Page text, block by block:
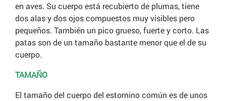
en aves. Su cuerpo está recubierto de plumas, tiene
dos alas y dos ojos compuestos muy visibles pero
pequeños. También un pico grueso, fuerte y corto. Las
patas son de un tamaño bastante menor que el de su
cuerpo.
TAMAÑO
El tamaño del cuerpo del estornino común es de unos